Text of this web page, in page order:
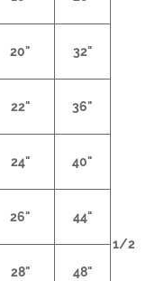
1/
20" 32"
22" 36"
24" 40"
26" 44"
28" 48"